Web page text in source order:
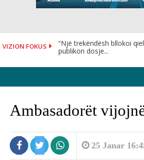
VIZION FOKUS
“Një trekëndësh bllokoi
publikon dosje...
Ambasadorët
25 Janar